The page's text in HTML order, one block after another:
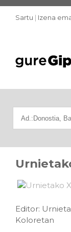
Sartu | Izena
Editor:
Koloretan